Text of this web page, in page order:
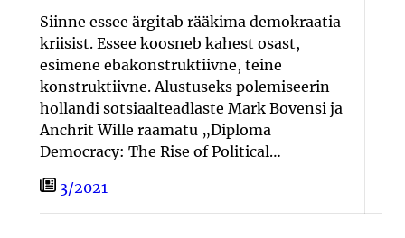
Siinne essee ärgitab rääkima demokraatia
kriisist. Essee koosneb kahest osast,
esimene ebakonstruktiivne, teine
konstruktiivne. Alustuseks polemiseerin
hollandi sotsiaalteadlaste Mark Bovensi ja
Anchrit Wille raamatu „Diploma
Democracy: The Rise of Political…
3/2021